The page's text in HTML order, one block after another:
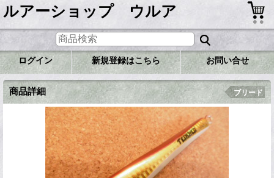
ルアーショップ ウルア
ログイン 新規登録はこちら お問い合せ
商品詳細 ブリード